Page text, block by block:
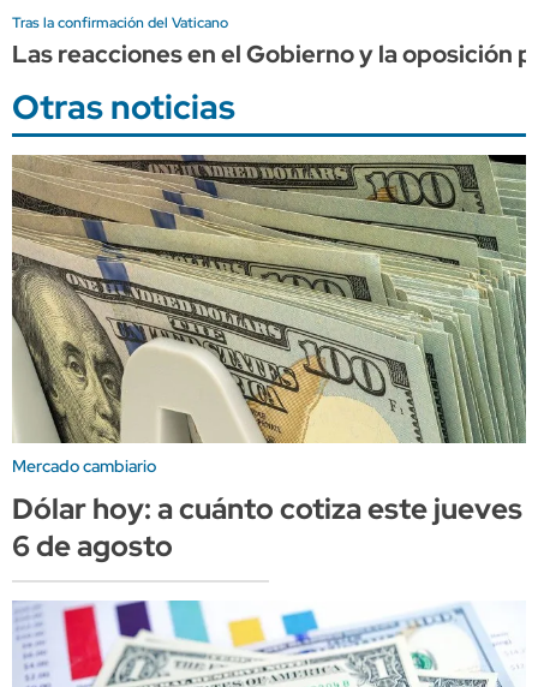
Tras la confirmación del Vaticano
Las reacciones en el Gobierno y la oposición
Otras noticias
Mercado cambiario
Dólar hoy: a cuánto cotiza este jueves
6 de agosto